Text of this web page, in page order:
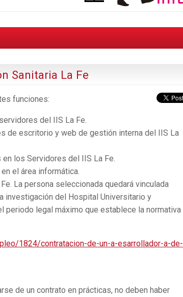
Sanitaria La Fe
funciones:
del IIS La Fe.
de escritorio y web de gestión interna del IIS La
los Servidores del IIS La Fe.
el área informática.
La persona seleccionada quedará vinculada
investigación del Hospital Universitario y
periodo legal máximo que establece la normativa
1824/contratacion-de-un-a-esarrollador-a-de-
de un contrato en prácticas, no deben haber